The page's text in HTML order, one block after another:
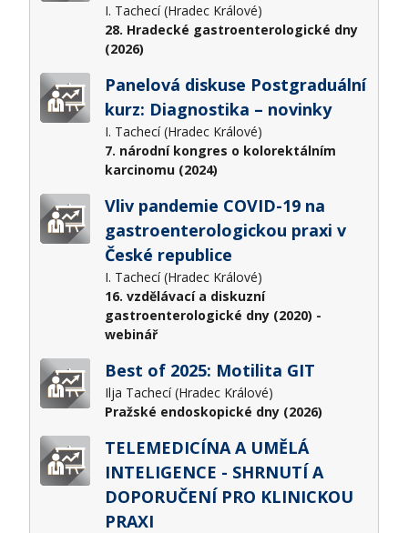
I. Tachecí (Hradec Králové)
28. Hradecké gastroenterologické dny
(2026)
Panelová diskuse Postgraduální
kurz: Diagnostika – novinky
I. Tachecí (Hradec Králové)
7. národní kongres o kolorektálním
karcinomu (2024)
Vliv pandemie COVID-19 na
gastroenterologickou praxi v
České republice
I. Tachecí (Hradec Králové)
16. vzdělávací a diskuzní
gastroenterologické dny (2020) -
webinář
Best of 2025: Motilita GIT
Ilja Tachecí (Hradec Králové)
Pražské endoskopické dny (2026)
TELEMEDICÍNA A UMĚLÁ
INTELIGENCE - SHRNUTÍ A
DOPORUČENÍ PRO KLINICKOU
PRAXI